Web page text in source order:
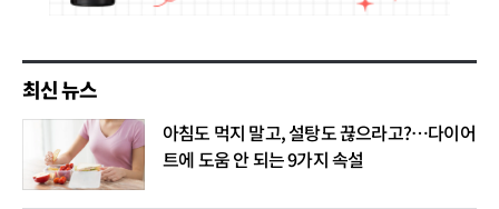
최신 뉴스
아침도 먹지 말고, 설탕도 끊으라고?…다이어
트에 도움 안 되는 9가지 속설